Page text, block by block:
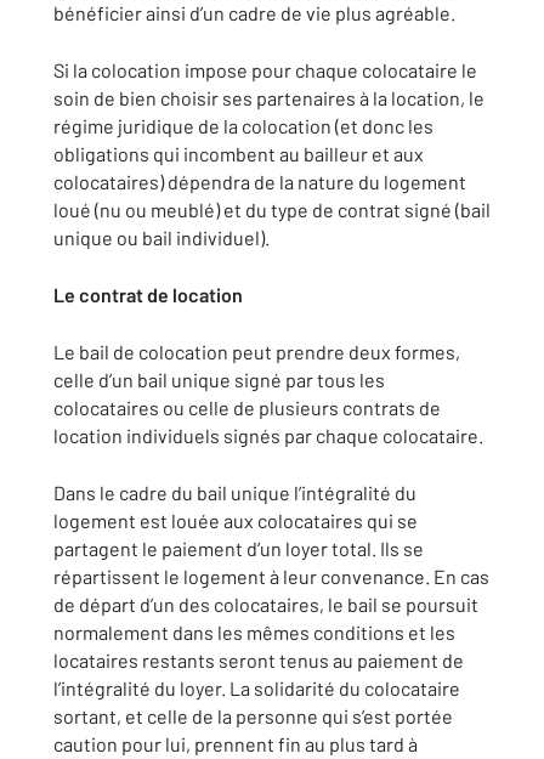
bénéficier ainsi d’un cadre de vie plus agréable.
Si la colocation impose pour chaque colocataire le
soin de bien choisir ses partenaires à la location, le
régime juridique de la colocation (et donc les
obligations qui incombent au bailleur et aux
colocataires) dépendra de la nature du logement
loué (nu ou meublé) et du type de contrat signé (bail
unique ou bail individuel).
Le contrat de location
Le bail de colocation peut prendre deux formes,
celle d’un bail unique signé par tous les
colocataires ou celle de plusieurs contrats de
location individuels signés par chaque colocataire.
Dans le cadre du bail unique l’intégralité du
logement est louée aux colocataires qui se
partagent le paiement d’un loyer total. Ils se
répartissent le logement à leur convenance. En cas
de départ d’un des colocataires, le bail se poursuit
normalement dans les mêmes conditions et les
locataires restants seront tenus au paiement de
l’intégralité du loyer. La solidarité du colocataire
sortant, et celle de la personne qui s’est portée
caution pour lui, prennent fin au plus tard à